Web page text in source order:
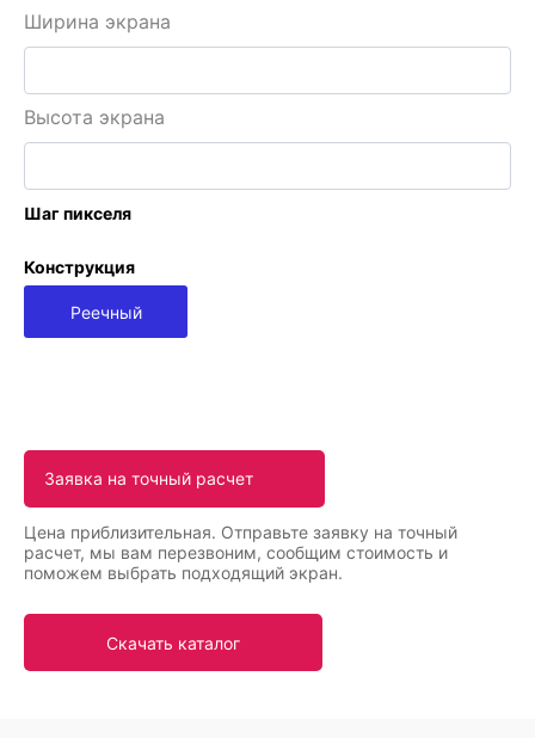
Ширина экрана
Высота экрана
Шаг пикселя
Конструкция
Реечный
Цена приблизительная. Отправьте заявку на точный
расчет, мы вам перезвоним, сообщим стоимость и
поможем выбрать подходящий экран.
Скачать каталог